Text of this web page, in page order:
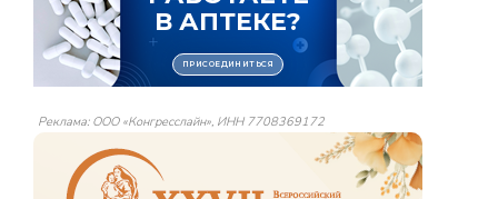
Реклама: ООО «Конгресслайн», ИНН 7708369172